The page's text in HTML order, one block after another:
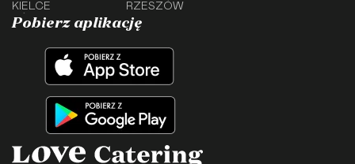
KIELCE
RZESZÓW
Pobierz aplikację